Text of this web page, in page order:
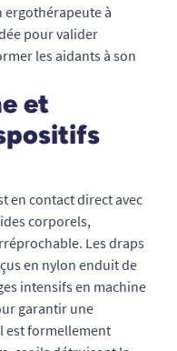
ergothérapeute à
pour valider
les aidants à son
et
en contact direct avec
corporels,
Les draps
en nylon enduit de
intensifs en machine
garantir une
est formellement